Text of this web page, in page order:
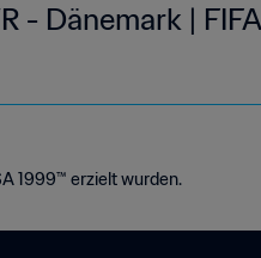
- Dänemark |
1999™ erzielt wurden.